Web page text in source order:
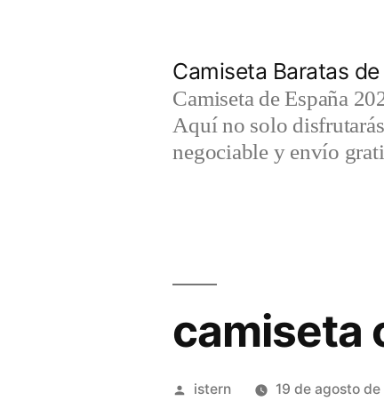
Camiseta Baratas
Camiseta de España
Aquí no solo
negociable y envío
camiseta
Publicado
istern 19 de agosto de